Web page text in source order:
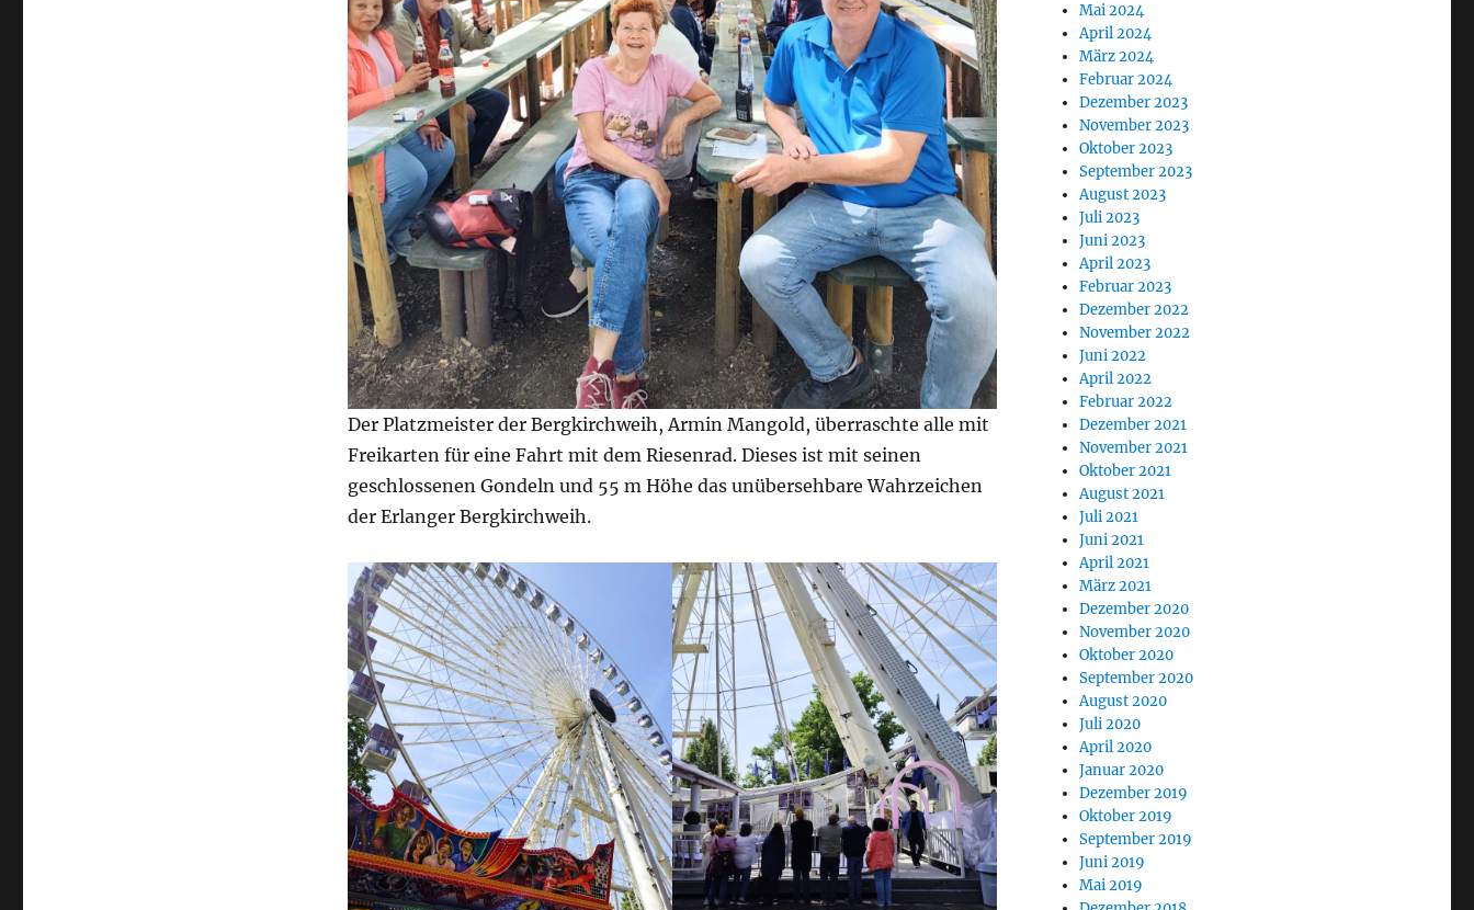
Der Platzmeister der Bergkirchweih, Armin Mangold, überraschte alle mit
Freikarten für eine Fahrt mit dem Riesenrad. Dieses ist mit seinen
geschlossenen Gondeln und 55 m Höhe das unübersehbare Wahrzeichen
der Erlanger Bergkirchweih.
Mai 2024
April 2024
März 2024
Februar 2024
Dezember 2023
November 2023
Oktober 2023
September 2023
August 2023
Juli 2023
Juni 2023
April 2023
Februar 2023
Dezember 2022
November 2022
Juni 2022
April 2022
Februar 2022
Dezember 2021
November 2021
Oktober 2021
August 2021
Juli 2021
Juni 2021
April 2021
März 2021
Dezember 2020
November 2020
Oktober 2020
September 2020
August 2020
Juli 2020
April 2020
Januar 2020
Dezember 2019
Oktober 2019
September 2019
Juni 2019
Mai 2019